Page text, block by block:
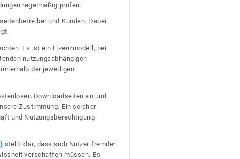
regelmäßig prüfen.
und Kunden. Dabei
Es ist ein Lizenzmodell, bei
nutzungsabhängigen
der jeweiligen
Downloadseiten an und
Zustimmung. Ein solcher
und Nutzungsberechtigung
stellt klar, dass sich Nutzer fremder
verschaffen müssen. Es